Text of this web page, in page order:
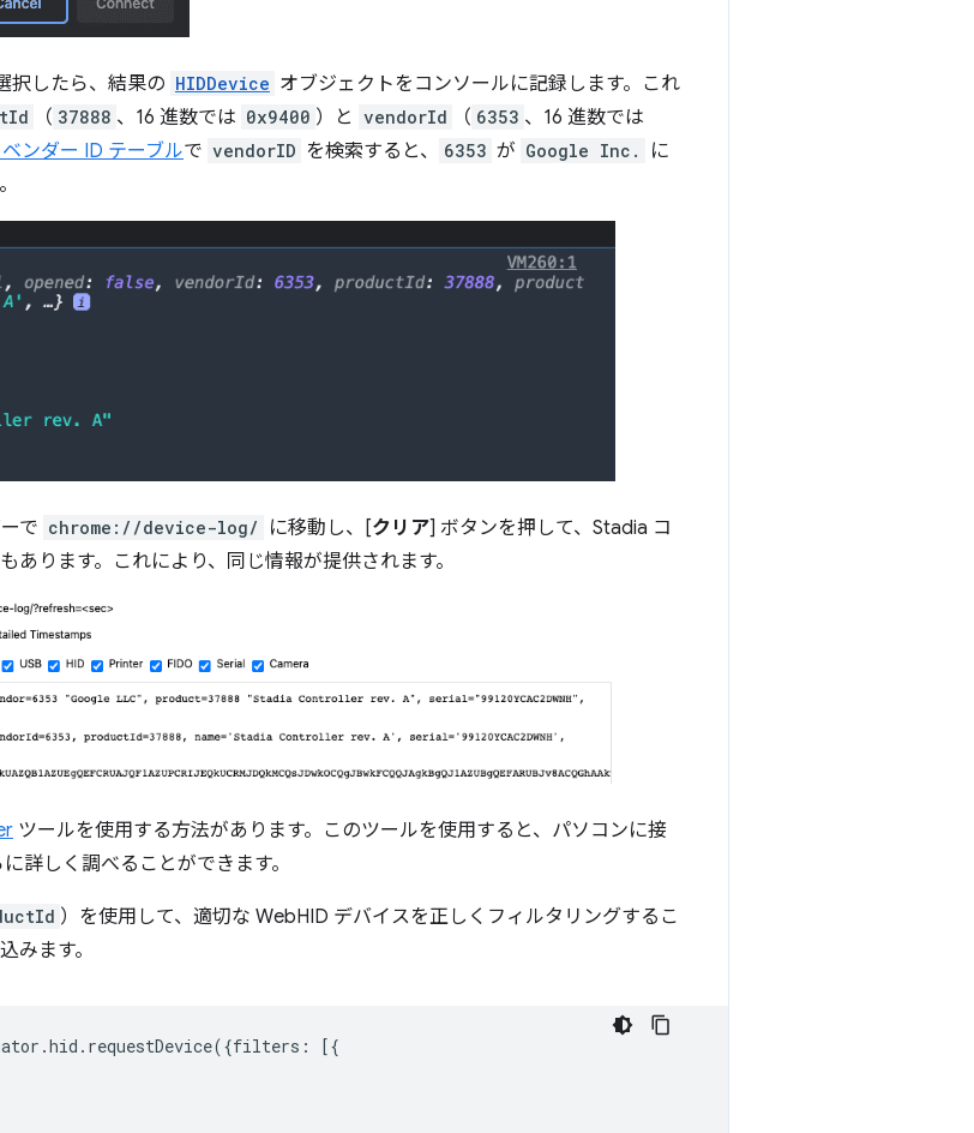
択したら、結果の HIDDevice オブジェクトをコンソールに記録します。これ
（ 37888 、16 進数では 0x9400 ）と vendorId （ 6353 、16 進数では
ベンダー ID テーブルで vendorID を検索すると、 6353 が Google Inc.
に
で chrome://device-log/ に移動し、[クリア] ボタンを押して、Stadia コ
あります。これにより、同じ情報が提供されます。
ツールを使用する方法があります。このツールを使用すると、パソコンに接
詳しく調べることができます。
）を使用して、適切な WebHID デバイスを正しくフィルタリングするこ
みます。
.hid . requestDevice({filters :
[{